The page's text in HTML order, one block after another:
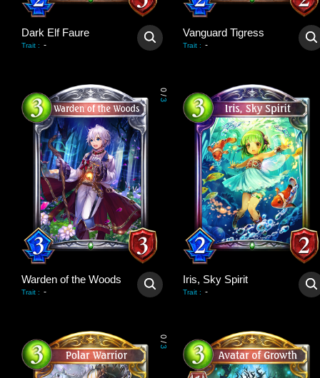
Dark Elf Faure
Trait : -
Vanguard Tigress
Trait : -
0
/
3
Warden of the Woods
Trait : -
Iris, Sky Spirit
Trait : -
0
/
3